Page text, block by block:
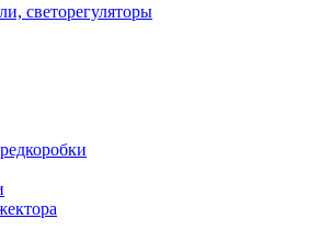
светорегуляторы